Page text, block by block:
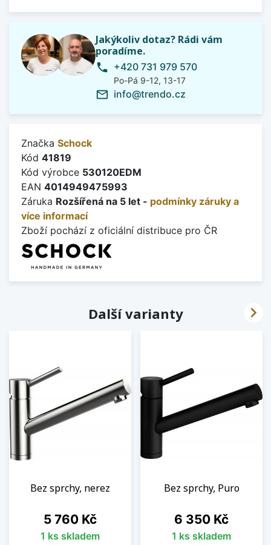
Jakýkoliv dotaz? Rádi vám
poradíme.
phone +420 731 979 570
Po-Pá 9-12, 13-17
mail_outline info@trendo.cz
Značka Schock
Kód 41819
Kód výrobce 530120EDM
EAN 4014949475993
Záruka Rozšířená na 5 let - podmínky záruky a
více informací
Zboží pochází z oficiální distribuce pro ČR
Další varianty
Bez sprchy, nerez
Cena
5 760 Kč
1 ks skladem
Bez sprchy, Puro
Cena
6 350 Kč
1 ks skladem
